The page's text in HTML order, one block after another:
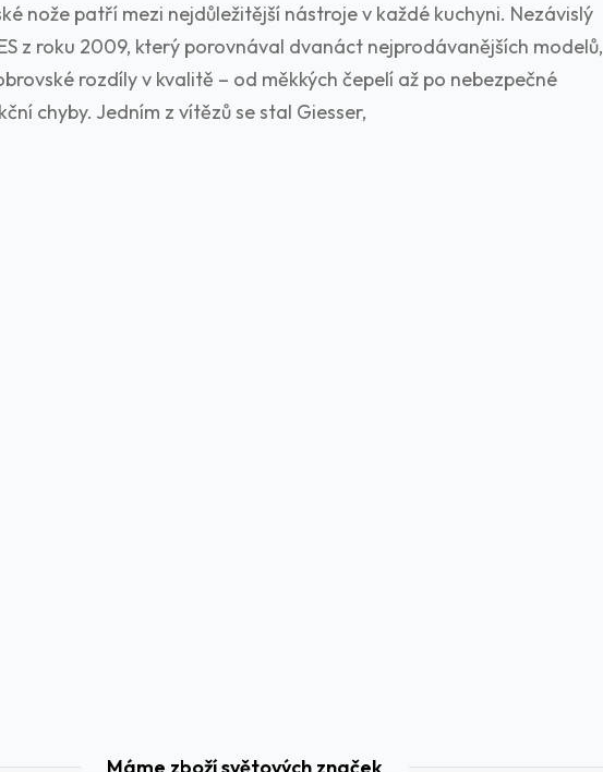
nože patří mezi nejdůležitější nástroje v každé kuchyni. Nezávislý
z roku 2009, který porovnával dvanáct nejprodávanějších modelů,
rozdíly v kvalitě – od měkkých čepelí až po nebezpečné
chyby. Jedním z vítězů se stal Giesser,